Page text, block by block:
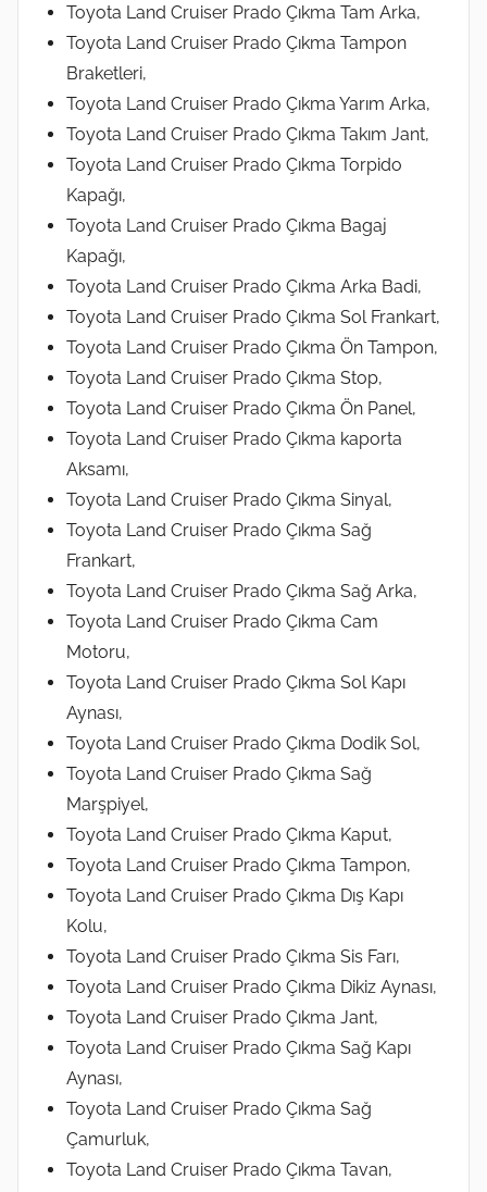
Toyota Land Cruiser Prado Çıkma Tam Arka,
Toyota Land Cruiser Prado Çıkma Tampon
Braketleri,
Toyota Land Cruiser Prado Çıkma Yarım Arka,
Toyota Land Cruiser Prado Çıkma Takım Jant,
Toyota Land Cruiser Prado Çıkma Torpido
Kapağı,
Toyota Land Cruiser Prado Çıkma Bagaj
Kapağı,
Toyota Land Cruiser Prado Çıkma Arka Badi,
Toyota Land Cruiser Prado Çıkma Sol Frankart,
Toyota Land Cruiser Prado Çıkma Ön Tampon,
Toyota Land Cruiser Prado Çıkma Stop,
Toyota Land Cruiser Prado Çıkma Ön Panel,
Toyota Land Cruiser Prado Çıkma kaporta
Aksamı,
Toyota Land Cruiser Prado Çıkma Sinyal,
Toyota Land Cruiser Prado Çıkma Sağ
Frankart,
Toyota Land Cruiser Prado Çıkma Sağ Arka,
Toyota Land Cruiser Prado Çıkma Cam
Motoru,
Toyota Land Cruiser Prado Çıkma Sol Kapı
Aynası,
Toyota Land Cruiser Prado Çıkma Dodik Sol,
Toyota Land Cruiser Prado Çıkma Sağ
Marşpiyel,
Toyota Land Cruiser Prado Çıkma Kaput,
Toyota Land Cruiser Prado Çıkma Tampon,
Toyota Land Cruiser Prado Çıkma Dış Kapı
Kolu,
Toyota Land Cruiser Prado Çıkma Sis Farı,
Toyota Land Cruiser Prado Çıkma Dikiz Aynası,
Toyota Land Cruiser Prado Çıkma Jant,
Toyota Land Cruiser Prado Çıkma Sağ Kapı
Aynası,
Toyota Land Cruiser Prado Çıkma Sağ
Çamurluk,
Toyota Land Cruiser Prado Çıkma Tavan,